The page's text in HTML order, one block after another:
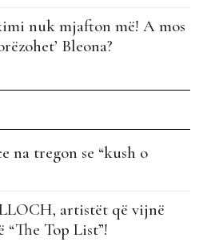
nuk mjafton më! A mos
Bleona?
na tregon se “kush o
artistët që vijnë
“The Top List”!